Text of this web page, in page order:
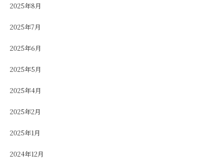
2025年8月
2025年7月
2025年6月
2025年5月
2025年4月
2025年2月
2025年1月
2024年12月